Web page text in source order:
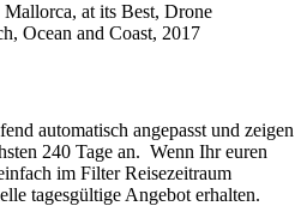
at its Best, Drone
Ocean and Coast, 2017
automatisch angepasst und zeigen
240 Tage an. Wenn Ihr euren
im Filter Reisezeitraum
tagesgültige Angebot erhalten.